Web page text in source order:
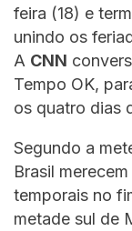
feira (18) e
unindo os
A CNN
Tempo OK,
os quatro dias
Segundo a
Brasil
temporais no
metade sul de